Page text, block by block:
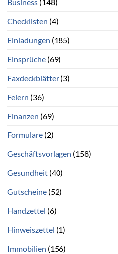
Business (148)
Checklisten (4)
Einladungen (185)
Einsprüche (69)
Faxdeckblätter (3)
Feiern (36)
Finanzen (69)
Formulare (2)
Geschäftsvorlagen (158)
Gesundheit (40)
Gutscheine (52)
Handzettel (6)
Hinweiszettel (1)
Immobilien (156)